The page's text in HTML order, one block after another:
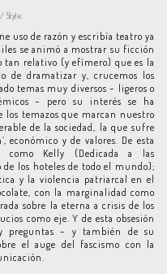
/ Style.
uso de razón y escribía teatro ya
se animó a mostrar su ficción
tan relativo (y efímero) que es la
de dramatizar y, crucemos los
temas muy diversos – ligeros o
– pero su interés se ha
los temazos que marcan nuestro
de la sociedad, la que sufre
económico y de valores. De esta
como Kelly (Dedicada a las
de los hoteles de todo el mundo);
y la violencia patriarcal en el
con la marginalidad como
sobre la eterna a crisis de los
como eje. Y de esta obsesión
preguntas – y también de su
el auge del fascismo con la